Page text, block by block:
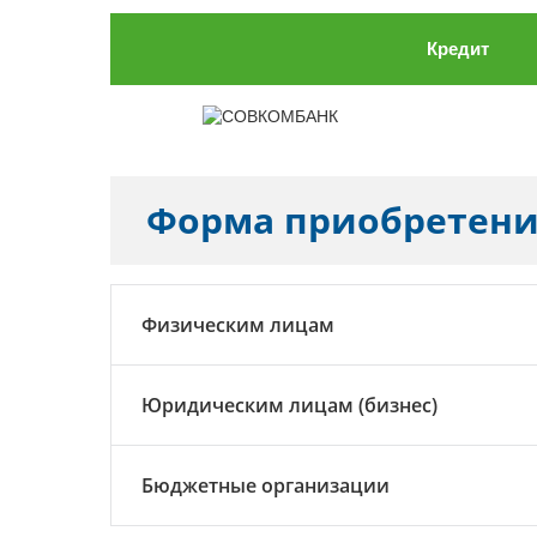
Кредит
Форма
Физическим лицам
Юридическим лицам (бизнес)
Бюджетные организации